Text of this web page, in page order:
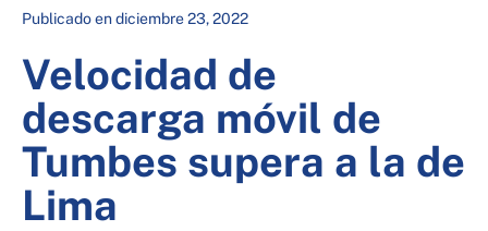
Publicado endiciembre 23, 2022
Velocidad de
descarga móvil de
Tumbes supera a la de
Lima